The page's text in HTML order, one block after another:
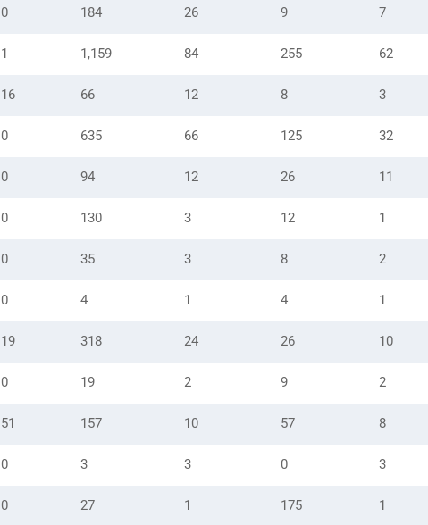
0 184 26 9 7
1 1,159 84 255 62
16 66 12 8 3
0 635 66 125 32
0 94 12 26 11
0 130 3 12 1
0 35 3 8 2
0 4 1 4 1
19 318 24 26 10
0 19 2 9 2
51 157 10 57 8
0 3 3 0 3
0 27 1 175 1